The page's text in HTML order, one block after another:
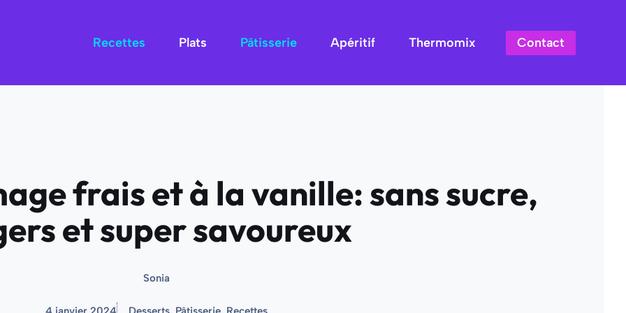
Recettes Plats Pâtisserie Apéritif Thermomix Contact
frais et à la vanille: sans sucre,
et super savoureux
Sonia